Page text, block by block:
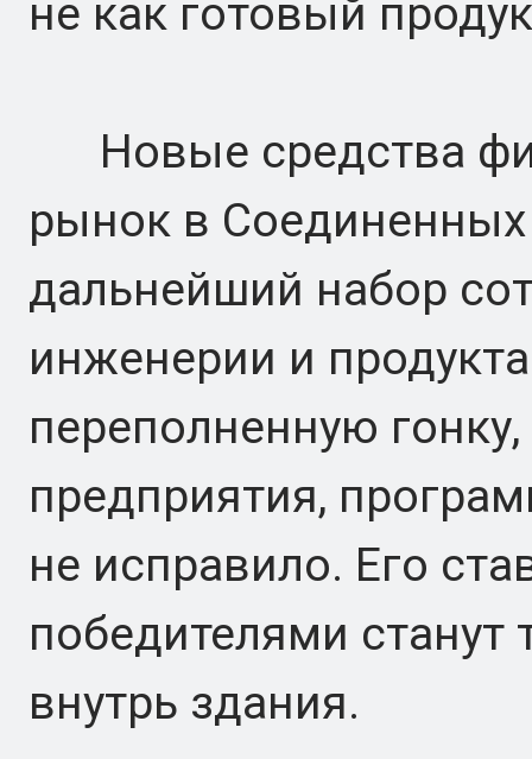
не как готовый
Новые средства
рынок в
дальнейший набор
инженерии и
переполненную
предприятия,
не исправило. Его
победителями станут
внутрь здания.